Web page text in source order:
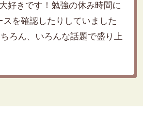
好きです！勉強の休み時間に
スを確認したりしていました
ろん、いろんな話題で盛り上